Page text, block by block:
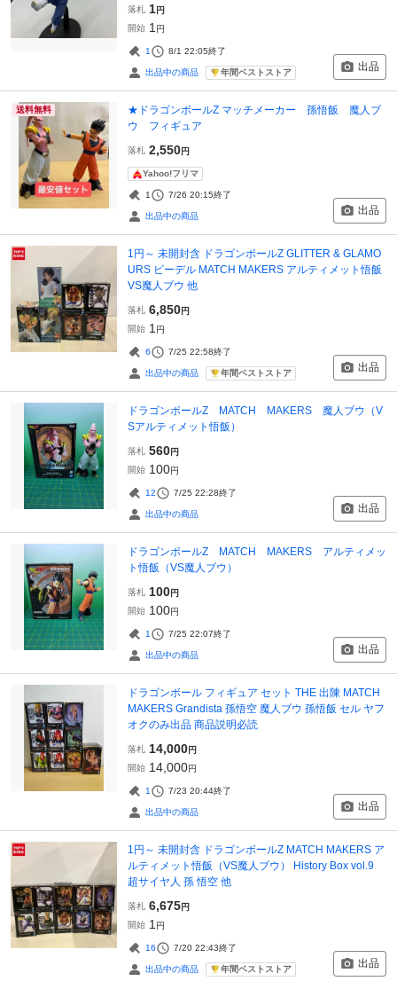
落札 1円
開始 1 円
1 8/1 22:05終了
出品中の商品 年間ベストストア 出品
送料無料
★ドラゴンボールZ マッチメーカー 孫悟飯 魔人ブ
ウ フィギュア
落札 2,550円
Yahoo!フリマ
1 7/26 20:15終了
出品中の商品 出品
1円～ 未開封含 ドラゴンボールZ GLITTER & GLAMO
URS ビーデル MATCH MAKERS アルティメット悟飯
VS魔人ブウ 他
落札 6,850円
開始 1 円
6 7/25 22:58終了
出品中の商品 年間ベストストア 出品
ドラゴンボールZ MATCH MAKERS 魔人ブウ（V
Sアルティメット悟飯）
落札 560円
開始 100円
12 7/25 22:28終了
出品中の商品 出品
ドラゴンボールZ MATCH MAKERS アルティメッ
ト悟飯（VS魔人ブウ）
落札 100円
開始 100円
1 7/25 22:07終了
出品中の商品 出品
ドラゴンボール フィギュア セット THE 出陳 MATCH
MAKERS Grandista 孫悟空 魔人ブウ 孫悟飯 セル ヤフ
オクのみ出品 商品説明必読
落札 14,000円
開始 14,000円
1 7/23 20:44終了
出品中の商品 出品
1円～ 未開封含 ドラゴンボールZ MATCH MAKERS ア
ルティメット悟飯（VS魔人ブウ） History Box vol.9
超サイヤ人 孫 悟空 他
落札 6,675円
開始 1 円
16 7/20 22:43終了
出品中の商品 年間ベストストア 出品